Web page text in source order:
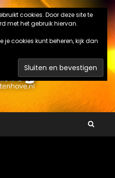
cookies. Door deze site te
met het gebruik hiervan.
je cookies kunt beheren, kijk dan